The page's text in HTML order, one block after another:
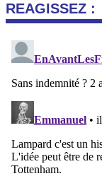
REAGISSEZ :